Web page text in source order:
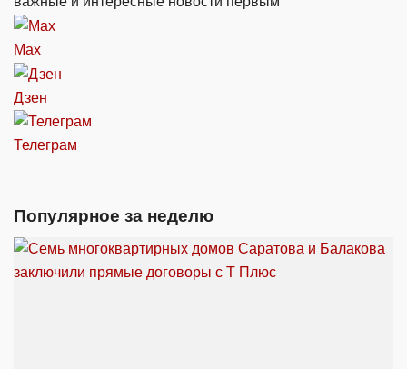
Max
Дзен
Телеграм
Популярное за неделю